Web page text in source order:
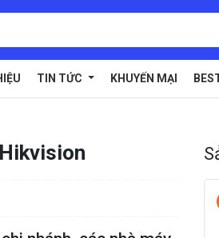
TIN TỨC KHUYẾN MẠI